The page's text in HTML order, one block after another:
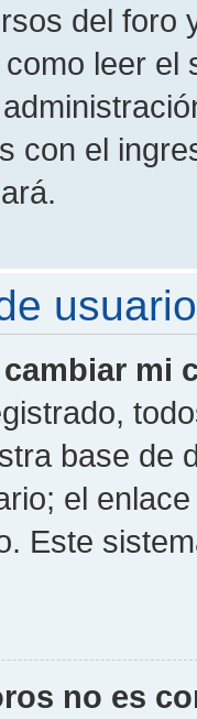
del foro
leer el
con el
mi
base de
el
Este
no es